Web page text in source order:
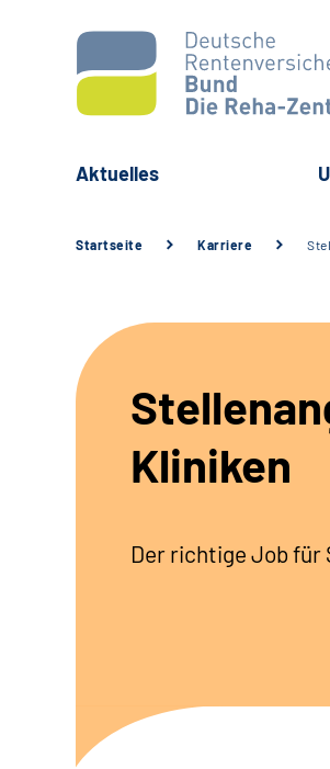
Aktuelles
Startseite Karriere
Kliniken
Der richtige Job für